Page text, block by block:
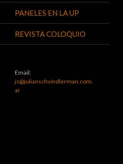
PANELES EN LA UP
REVISTA COLOQUIO
Email:
js@julianschvindlerman.com.
ar